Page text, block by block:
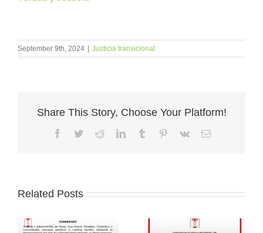
September 9th, 2024 Justicia transicional
Share This Story, Choose Your Platform!
Facebook
TwitterRedditLinkedInTumblr Pinterest
Vk Email
Related Posts